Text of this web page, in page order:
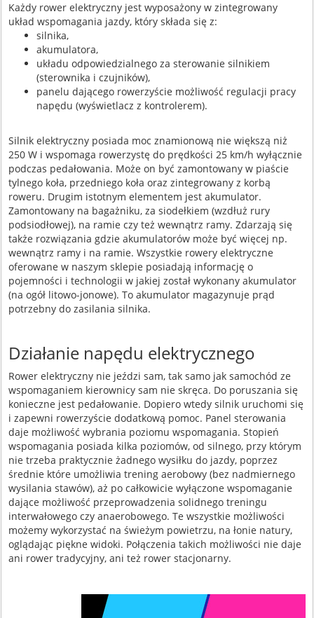
Każdy rower elektryczny jest wyposażony w zintegrowany
układ wspomagania jazdy, który składa się z:
silnika,
akumulatora,
układu odpowiedzialnego za sterowanie silnikiem
(sterownika i czujników),
panelu dającego rowerzyście możliwość regulacji pracy
napędu (wyświetlacz z kontrolerem).
Silnik elektryczny posiada moc znamionową nie większą niż
250 W i wspomaga rowerzystę do prędkości 25 km/h wyłącznie
podczas pedałowania. Może on być zamontowany w piaście
tylnego koła, przedniego koła oraz zintegrowany z korbą
roweru. Drugim istotnym elementem jest akumulator.
Zamontowany na bagażniku, za siodełkiem (wzdłuż rury
podsiodłowej), na ramie czy też wewnątrz ramy. Zdarzają się
także rozwiązania gdzie akumulatorów może być więcej np.
wewnątrz ramy i na ramie. Wszystkie rowery elektryczne
oferowane w naszym sklepie posiadają informację o
pojemności i technologii w jakiej został wykonany akumulator
(na ogół litowo-jonowe). To akumulator magazynuje prąd
potrzebny do zasilania silnika.
Działanie napędu elektrycznego
Rower elektryczny nie jeździ sam, tak samo jak samochód ze
wspomaganiem kierownicy sam nie skręca. Do poruszania się
konieczne jest pedałowanie. Dopiero wtedy silnik uruchomi się
i zapewni rowerzyście dodatkową pomoc. Panel sterowania
daje możliwość wybrania poziomu wspomagania. Stopień
wspomagania posiada kilka poziomów, od silnego, przy którym
nie trzeba praktycznie żadnego wysiłku do jazdy, poprzez
średnie które umożliwia trening aerobowy (bez nadmiernego
wysilania stawów), aż po całkowicie wyłączone wspomaganie
dające możliwość przeprowadzenia solidnego treningu
interwałowego czy anaerobowego. Te wszystkie możliwości
możemy wykorzystać na świeżym powietrzu, na łonie natury,
oglądając piękne widoki. Połączenia takich możliwości nie daje
ani rower tradycyjny, ani też rower stacjonarny.